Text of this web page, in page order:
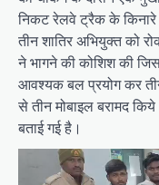
निकट रेलवे ट्रैक के किनारे
तीन शातिर अभियुक्त को
ने भागने की कोशिश की
आवश्यक बल प्रयोग कर
से तीन मोबाइल बरामद
बताई गई है।